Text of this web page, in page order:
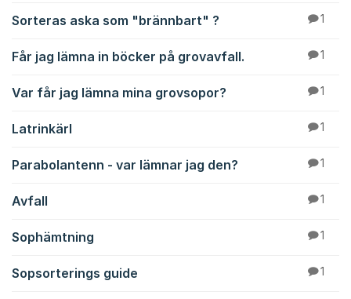
Sorteras aska som "brännbart" ? 1
Får jag lämna in böcker på grovavfall. 1
Var får jag lämna mina grovsopor? 1
Latrinkärl 1
Parabolantenn - var lämnar jag den? 1
Avfall 1
Sophämtning 1
Sopsorterings guide 1